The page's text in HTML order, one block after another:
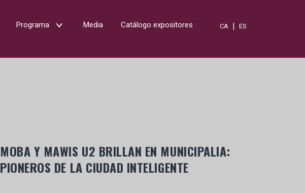
Programa Media Catálogo expositores CA |ES
MOBA Y MAWIS U2 BRILLAN EN MUNICIPALIA:
PIONEROS DE LA CIUDAD INTELIGENTE